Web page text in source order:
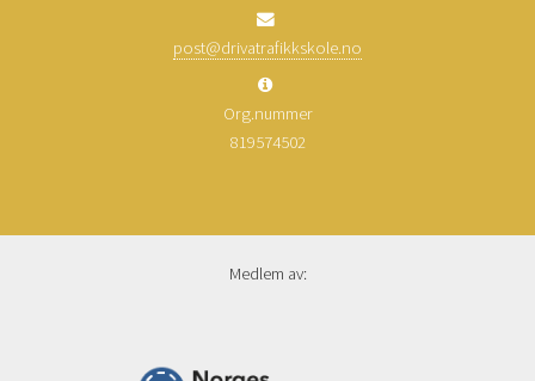
post@drivatrafikkskole.no
Org.nummer
819574502
Medlem av: